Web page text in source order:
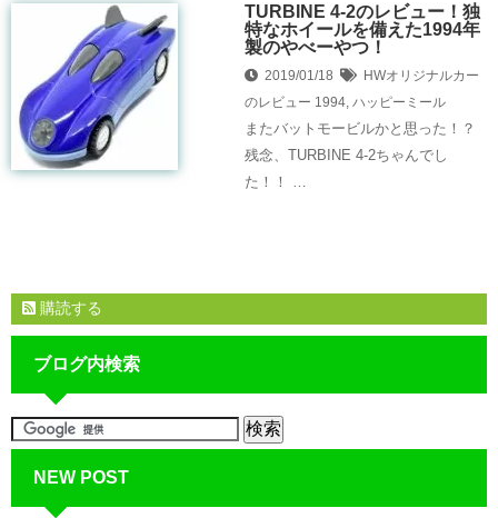
TURBINE 4-2のレビュー！独
特なホイールを備えた1994年
製のやべーやつ！
2019/01/18
HWオリジナルカー
のレビュー 1994, ハッピーミール
またバットモービルかと思った！？
残念、TURBINE 4-2ちゃんでし
た！！ …
購読する
ブログ内検索
NEW POST